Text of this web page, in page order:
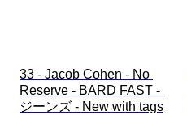
33 - Jacob Cohen - No
Reserve - BARD FAST -
ジーンズ - New with tags